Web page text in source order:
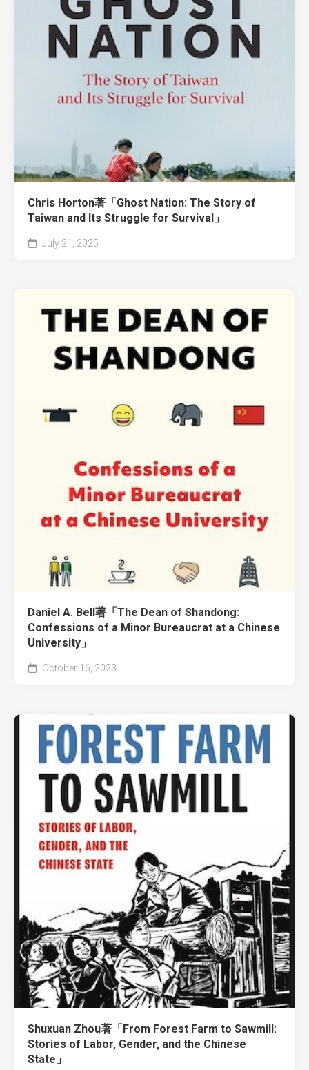
Chris Horton著「Ghost Nation: The Story of
Taiwan and Its Struggle for Survival」
July 21, 2025
Daniel A. Bell著「The Dean of Shandong:
Confessions of a Minor Bureaucrat at a Chinese
University」
October 16, 2023
Shuxuan Zhou著「From Forest Farm to Sawmill:
Stories of Labor, Gender, and the Chinese
State」